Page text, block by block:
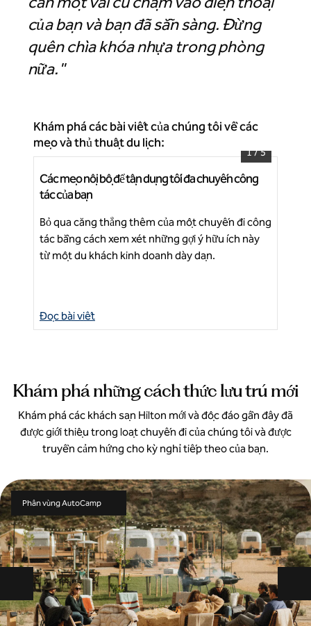
của bạn và bạn đã sẵn sàng. Đừng
quên chìa khóa nhựa trong phòng
nữa."
Khám phá các bài viết của chúng tôi về các
mẹo và thủ thuật du lịch:
Các mẹo nội bộ để tận dụng tối đa chuyến công
tác của bạn
Trung tâm Hội nghị Thế giới Signia by Hilton Atlanta
Georgia
1/5
Bỏ qua căng thẳng thêm của một chuyến đi công
tác bằng cách xem xét những gợi ý hữu ích này
từ một du khách kinh doanh dày dạn.
Đọc bài viết
Khám phá những cách thức lưu trú mới
Khám phá các khách sạn Hilton mới và độc đáo gần đây đã
được giới thiệu trong loạt chuyến đi của chúng tôi và được
truyền cảm hứng cho kỳ nghỉ tiếp theo của bạn.
Trang chiếu trước
Phân vùng AutoCamp